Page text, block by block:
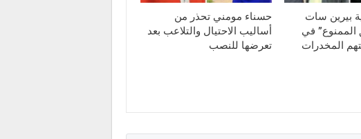
بيرين سات
الممنوع” في
المخدرات
حسناء مومني تحذر من
أساليب الاحتيال والتلاعب بعد
تعرضها للنصب